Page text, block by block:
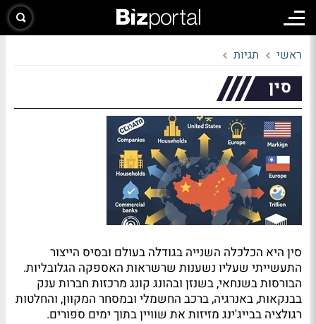
ראשי תגיות
סין
סין היא הכלכלה השנייה בגודלה בעולם ובסיס הייצור
התעשייתי שעליו נשענות שרשראות האספקה הגלובליות.
הבורסות בשנחאי, בשנזן ובהונג קונג מרכזות חברות ענק
בבנקאות, באנרגיה, ברכב החשמלי ובמסחר המקוון, והחלטות
רגולציה בבייג'ינג מזיזות את שוויין בתוך ימים ספורים.